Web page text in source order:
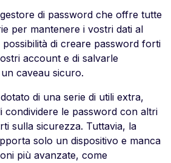
di password che offre tutte
per mantenere i vostri dati al
di creare password forti
account e di salvarle
caveau sicuro.
di una serie di utili extra,
condividere le password con altri
sulla sicurezza. Tuttavia, la
solo un dispositivo e manca
più avanzate, come